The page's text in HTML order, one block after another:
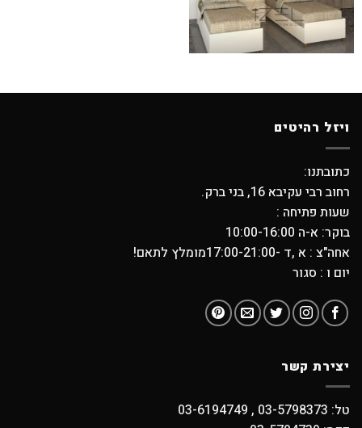
ויזל רהיטים
כתובתנו:
רחוב רבי עקיבא 16, בני ברק.
שעות פתיחה :
בוקר: א-ה 10:00-16:00
אחה"צ : א ,ד -17:00-21:00מומלץ לתאם!
יום ו : סגור
יצירת קשר
טל: 03-5798373 , 03-6194749